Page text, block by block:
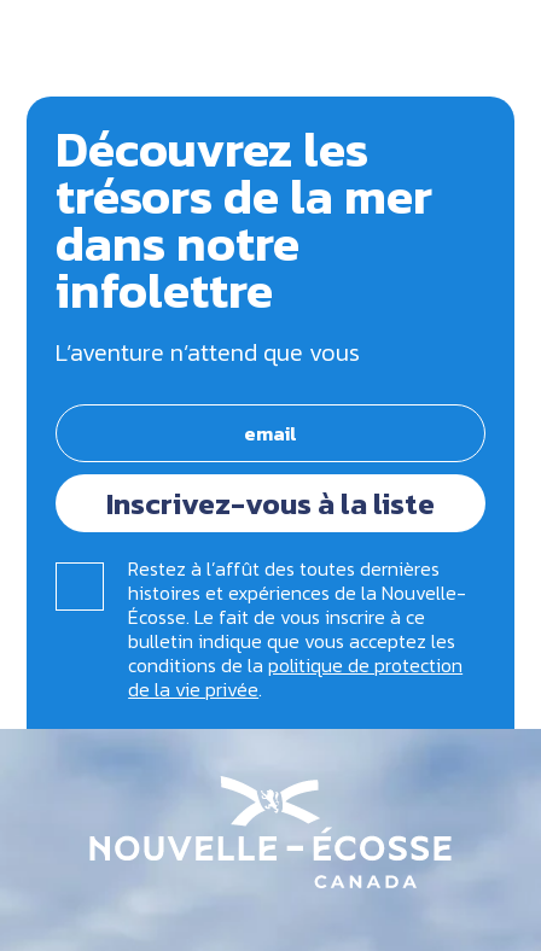
Découvrez les
trésors de la mer
dans notre
infolettre
L’aventure n’attend que vous
Inscrivez-vous à la liste
Restez à l’affût des toutes dernières
histoires et expériences de la Nouvelle-
Écosse. Le fait de vous inscrire à ce
bulletin indique que vous acceptez les
conditions de lapolitique de protection
de la vie privée.